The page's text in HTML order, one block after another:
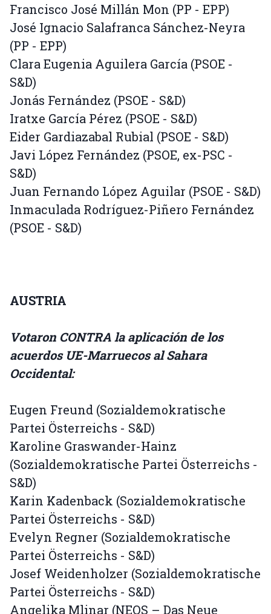
Francisco José Millán Mon (PP - EPP)
José Ignacio Salafranca Sánchez-Neyra
(PP - EPP)
Clara Eugenia Aguilera García (PSOE -
S&D)
Jonás Fernández (PSOE - S&D)
Iratxe García Pérez (PSOE - S&D)
Eider Gardiazabal Rubial (PSOE - S&D)
Javi López Fernández (PSOE, ex-PSC -
S&D)
Juan Fernando López Aguilar (PSOE - S&D)
Inmaculada Rodríguez-Piñero Fernández
(PSOE - S&D)
AUSTRIA
Votaron CONTRA la aplicación de los
acuerdos UE-Marruecos al Sahara
Occidental:
Eugen Freund (Sozialdemokratische
Partei Österreichs - S&D)
Karoline Graswander-Hainz
(Sozialdemokratische Partei Österreichs -
S&D)
Karin Kadenback (Sozialdemokratische
Partei Österreichs - S&D)
Evelyn Regner (Sozialdemokratische
Partei Österreichs - S&D)
Josef Weidenholzer (Sozialdemokratische
Partei Österreichs - S&D)
Angelika Mlinar (NEOS – Das Neue